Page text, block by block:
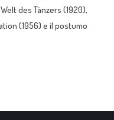
des Tänzers (1920),
(1956) e il postumo